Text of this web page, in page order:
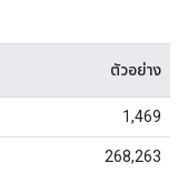
ตัวอย่าง
1,469
268,263